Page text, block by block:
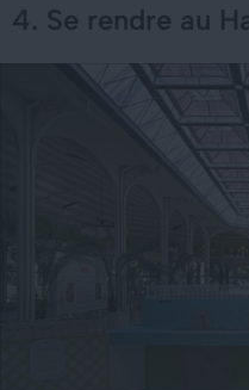
4. Se rendre au